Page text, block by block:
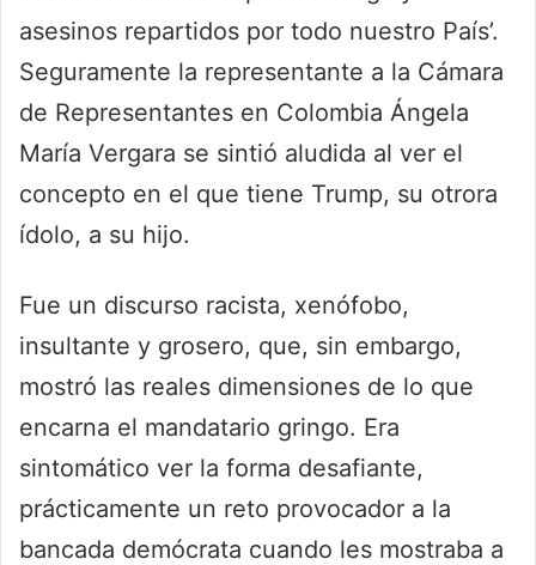
asesinos repartidos por todo nuestro País’.
Seguramente la representante a la Cámara
de Representantes en Colombia Ángela
María Vergara se sintió aludida al ver el
concepto en el que tiene Trump, su otrora
ídolo, a su hijo.
Fue un discurso racista, xenófobo,
insultante y grosero, que, sin embargo,
mostró las reales dimensiones de lo que
encarna el mandatario gringo. Era
sintomático ver la forma desafiante,
prácticamente un reto provocador a la
bancada demócrata cuando les mostraba a